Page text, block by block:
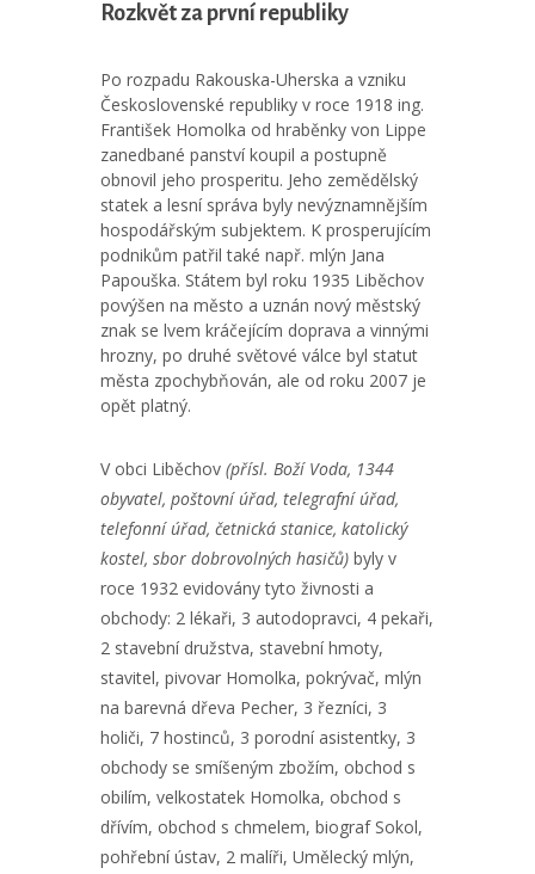
Rozkvět za první republiky
Po rozpadu Rakouska-Uherska a vzniku
Československé republiky v roce 1918 ing.
František Homolka od hraběnky von Lippe
zanedbané panství koupil a postupně
obnovil jeho prosperitu. Jeho zemědělský
statek a lesní správa byly nevýznamnějším
hospodářským subjektem. K prosperujícím
podnikům patřil také např. mlýn Jana
Papouška. Státem byl roku 1935 Liběchov
povýšen na město a uznán nový městský
znak se lvem kráčejícím doprava a vinnými
hrozny, po druhé světové válce byl statut
města zpochybňován, ale od roku 2007 je
opět platný.
V obci Liběchov (přísl. Boží Voda, 1344
obyvatel, poštovní úřad, telegrafní úřad,
telefonní úřad, četnická stanice, katolický
kostel, sbor dobrovolných hasičů) byly v
roce 1932 evidovány tyto živnosti a
obchody: 2 lékaři, 3 autodopravci, 4 pekaři,
2 stavební družstva, stavební hmoty,
stavitel, pivovar Homolka, pokrývač, mlýn
na barevná dřeva Pecher, 3 řezníci, 3
holiči, 7 hostinců, 3 porodní asistentky, 3
obchody se smíšeným zbožím, obchod s
obilím, velkostatek Homolka, obchod s
dřívím, obchod s chmelem, biograf Sokol,
pohřební ústav, 2 malíři, Umělecký mlýn,